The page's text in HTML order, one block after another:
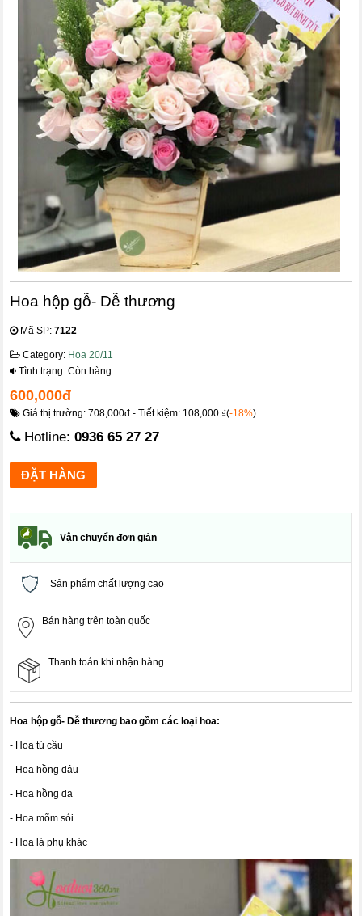
Hoa hộp gỗ- Dễ thương
Mã SP:7122
Category: Hoa 20/11
Tình trạng: Còn hàng
600,000đ
Giá thị trường: 708,000đ - Tiết kiệm: 108,000 ₫(-18%)
Hotline:0936 65 27 27
Vận chuyển đơn giản
Sản phẩm chất lượng cao
Bán hàng trên toàn quốc
Thanh toán khi nhận hàng
Hoa hộp gỗ- Dễ thương bao gồm các loại hoa:
- Hoa tú cầu
- Hoa hồng dâu
- Hoa hồng da
- Hoa mõm sói
- Hoa lá phụ khác